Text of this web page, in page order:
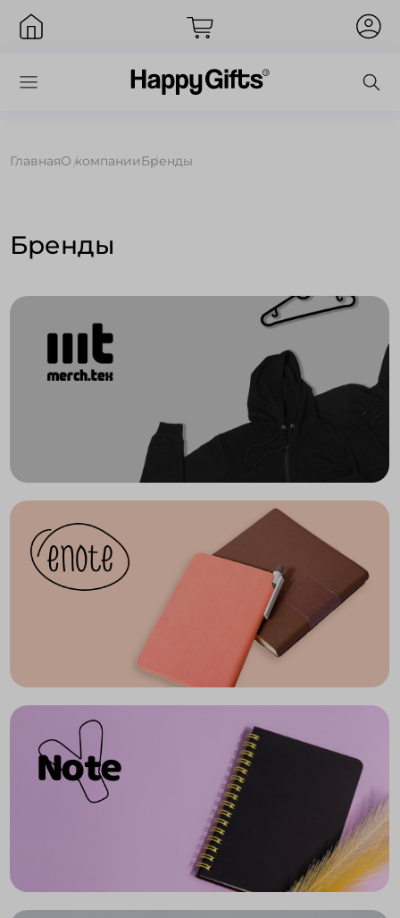
ГлавнаяО компанииБренды
Бренды
Забыли пароль?
Войти в кабинет
Зарегистрироваться